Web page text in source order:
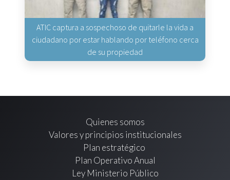
ATIC captura a sospechoso de quitarle la vida a
ciudadano por estar hablando por teléfono cerca
de su propiedad
Quienes somos
Valores y principios institucionales
Plan estratégico
Plan Operativo Anual
Ley Ministerio Público